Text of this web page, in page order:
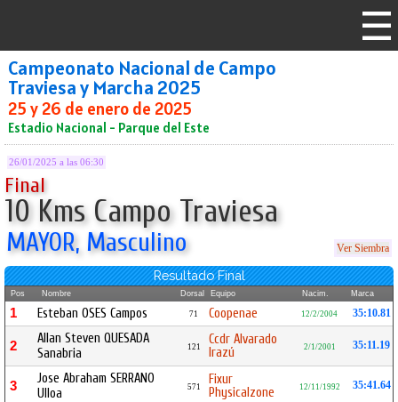
Campeonato Nacional de Campo
Traviesa y Marcha 2025
25 y 26 de enero de 2025
Estadio Nacional - Parque del Este
26/01/2025 a las 06:30
Final
10 Kms Campo Traviesa
MAYOR, Masculino Ver Siembra
Resultado Final
Pos Nombre Dorsal Equipo Nacim. Marca
1 Esteban OSES Campos 71 Coopenae 12/2/2004 35:10.81
2
Allan Steven QUESADA
Sanabria
121
Ccdr Alvarado
Irazú
2/1/2001 35:11.19
3
Jose Abraham SERRANO
Ulloa
571
Fixur
Physicalzone
12/11/1992 35:41.64